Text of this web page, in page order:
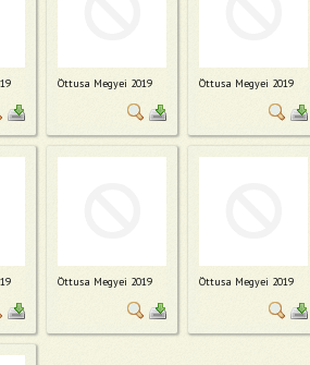
Öttusa Megyei 2019 Öttusa Megyei 2019
Öttusa Megyei 2019 Öttusa Megyei 2019